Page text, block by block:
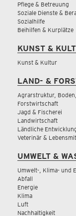
Pflege & Betreuung
Soziale Dienste &
Sozialhilfe
Beihilfen & Kurplätze
KUNST &
Kunst & Kultur
LAND- &
Agrarstruktur,
Forstwirtschaft
Jagd & Fischerei
Landwirtschaft
Ländliche
Veterinär &
UMWELT &
Umwelt-, Klima- und
Abfall
Energie
Klima
Luft
Nachhaltigkeit